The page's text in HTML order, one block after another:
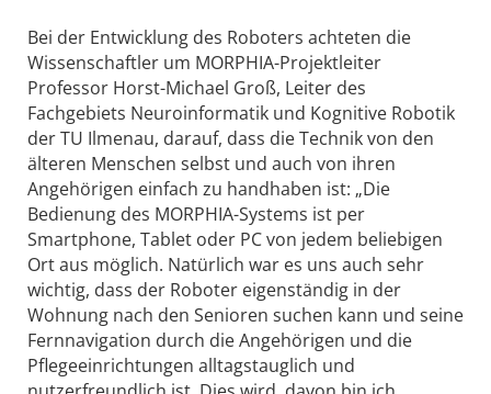
Bei der Entwicklung des Roboters achteten die
Wissenschaftler um MORPHIA-Projektleiter
Professor Horst-Michael Groß, Leiter des
Fachgebiets Neuroinformatik und Kognitive Robotik
der TU Ilmenau, darauf, dass die Technik von den
älteren Menschen selbst und auch von ihren
Angehörigen einfach zu handhaben ist: „Die
Bedienung des MORPHIA-Systems ist per
Smartphone, Tablet oder PC von jedem beliebigen
Ort aus möglich. Natürlich war es uns auch sehr
wichtig, dass der Roboter eigenständig in der
Wohnung nach den Senioren suchen kann und seine
Fernnavigation durch die Angehörigen und die
Pflegeeinrichtungen alltagstauglich und